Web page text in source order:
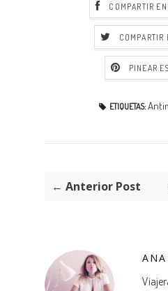
COMPARTIR
COMPARTIR
PINEAR
ETIQUETAS:
← Anterior Post